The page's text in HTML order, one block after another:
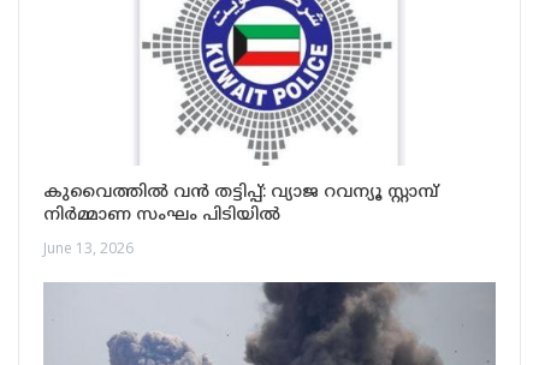
കുവൈത്തിൽ വൻ തട്ടിപ്പ്: വ്യാജ റവന്യൂ സ്റ്റാമ്പ്
നിർമ്മാണ സംഘം പിടിയിൽ
June 13, 2026